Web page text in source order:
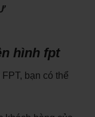
hình fpt
bạn có thể